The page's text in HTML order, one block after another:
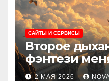
САЙТЫ И СЕРВИСЫ
Второе
фэнтези
культуру
2 МАЯ 2026